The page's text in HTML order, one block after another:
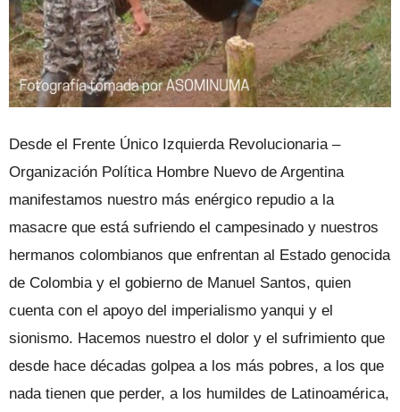
Desde el Frente Único Izquierda Revolucionaria –
Organización Política Hombre Nuevo de Argentina
manifestamos nuestro más enérgico repudio a la
masacre que está sufriendo el campesinado y nuestros
hermanos colombianos que enfrentan al Estado genocida
de Colombia y el gobierno de Manuel Santos, quien
cuenta con el apoyo del imperialismo yanqui y el
sionismo. Hacemos nuestro el dolor y el sufrimiento que
desde hace décadas golpea a los más pobres, a los que
nada tienen que perder, a los humildes de Latinoamérica,